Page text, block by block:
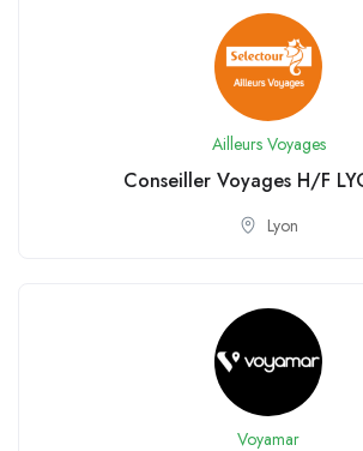
Ailleurs Voyages
Conseiller Voyages H/F
Lyon
Voyamar